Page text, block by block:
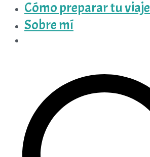
Cómo preparar tu viaje
Sobre mí